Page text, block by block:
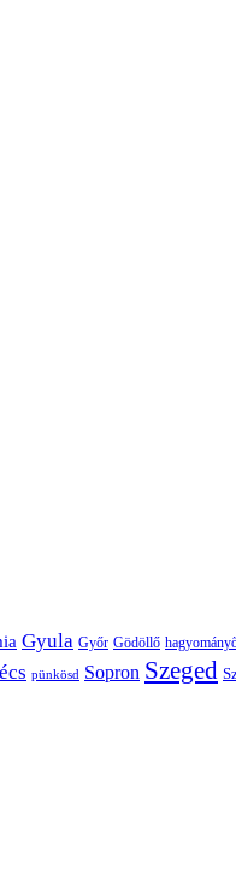
Gyula Győr Gödöllő
pünkösd Sopron Szeged